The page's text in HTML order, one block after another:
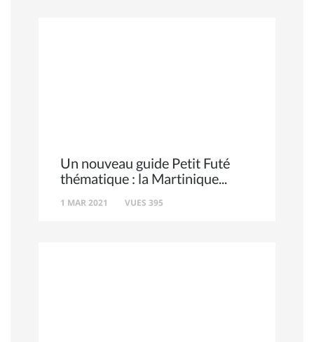
Un nouveau guide Petit Futé
thématique : la Martinique
1 MAR 2021 VUES 395